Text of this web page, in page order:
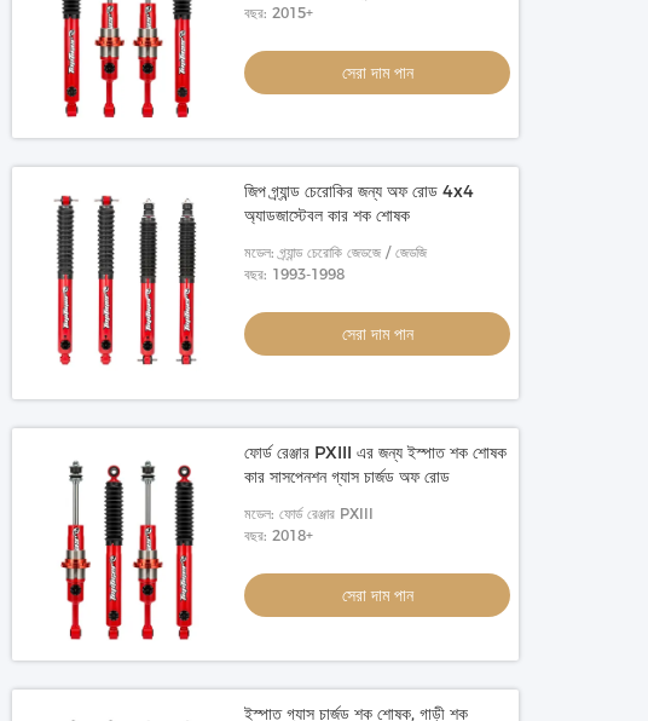
গাড়ির জন্য জিপ রেংলার সামঞ্জস্যযোগ্য শক শোষক
সেরা দাম পান সেরা দাম পান
বছর: 2015+
সেরা দাম পান
জিপ গ্র্যান্ড চেরোকির জন্য অফ রোড 4x4
অ্যাডজাস্টেবল কার শক শোষক
মডেল: গ্র্যান্ড চেরোকি জেডজে / জেডজি
বছর: 1993-1998
সেরা দাম পান
ফোর্ড রেঞ্জার PXIII এর জন্য ইস্পাত শক শোষক
কার সাসপেনশন গ্যাস চার্জড অফ রোড
মডেল: ফোর্ড রেঞ্জার PXIII
বছর: 2018+
সেরা দাম পান
ইস্পাত গ্যাস চার্জড শক শোষক, গাড়ী শক